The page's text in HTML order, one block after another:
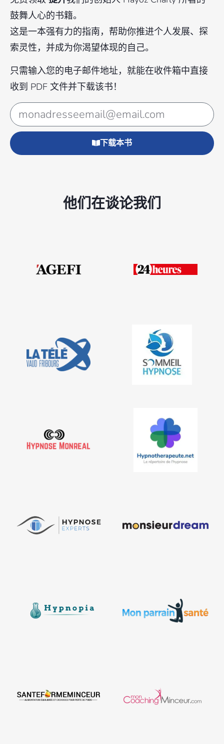
鼓舞人心的书籍。
这是一本强有力的指南，帮助你推进个人发展、探
索灵性，并成为你渴望体现的自己。
只需输入您的电子邮件地址，就能在收件箱中直接
收到 PDF 文件并下载该书！
下载本书
他们在谈论我们